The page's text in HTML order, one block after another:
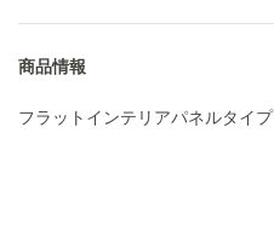
商品情報
フラットインテリアパネルタイプ